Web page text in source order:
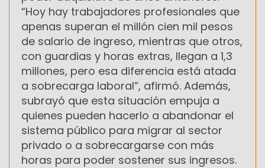
“Hoy hay trabajadores profesionales que
apenas superan el millón cien mil pesos
de salario de ingreso, mientras que otros,
con guardias y horas extras, llegan a 1,3
millones, pero esa diferencia está atada
a sobrecarga laboral”, afirmó. Además,
subrayó que esta situación empuja a
quienes pueden hacerlo a abandonar el
sistema público para migrar al sector
privado o a sobrecargarse con más
horas para poder sostener sus ingresos.